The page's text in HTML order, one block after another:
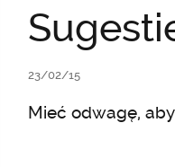
23/02/15
Mieć odwagę,